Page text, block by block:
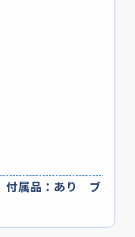
付属品：あり ブ